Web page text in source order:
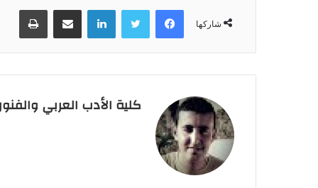
شاركها
فيسبوك تويتر لينكدإن مشاركة عبر البريد
كلية الأدب العربي